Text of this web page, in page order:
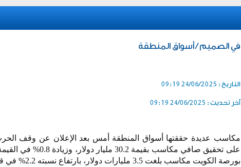
في الصميم / أسواق المنطقة
التاريخ : 24/06/2025 09:19
آخر تحديث : 24/06/2025 09:19
مكاسب عديدة حققتها أسواق المنطقة أمس بعد الإعلان عن وقف الحرب
على تحقيق صافي مكاسب
بورصة الكويت مكاسب بلغت 3.5 مليارات دولار، بارتفاع نسبته 2.2% في قيمتها السوقية.